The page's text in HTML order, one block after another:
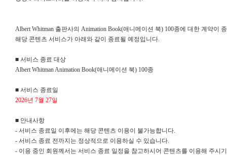
Albert Whitman 출판사의 Animation Book(애니메이션 북) 100종에 대한 계약이
해당 콘텐츠 서비스가 아래와 같이 종료될 예정입니다.
■ 서비스 종료 대상
Albert Whitman Animation Book(애니메이션 북) 100종
■ 서비스 종료일
2026년 7월 27일
■ 안내사항
- 서비스 종료일 이후에는 해당 콘텐츠 이용이 불가능합니다.
- 서비스 종료 전까지는 정상적으로 이용하실 수 있습니다.
- 이용 중인 회원께서는 서비스 종료 일정을 참고하시어 콘텐츠를 이용해 주시